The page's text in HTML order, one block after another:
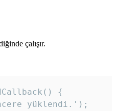
çalışır.
{
yüklendi.');